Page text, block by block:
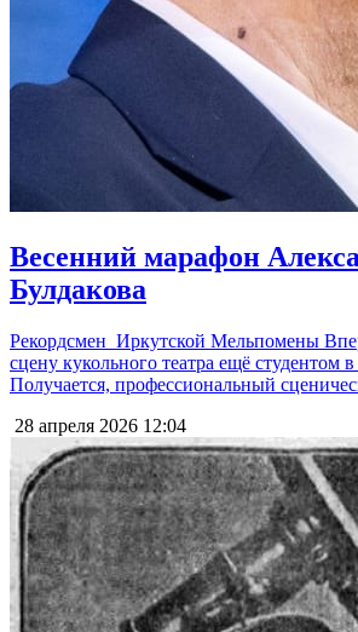
Весенний марафон
Булдакова
Рекордсмен Иркутской Мельпомены
сцену кукольного театра ещё студентом в
Получается, профессиональный
28 апреля 2026 12:04